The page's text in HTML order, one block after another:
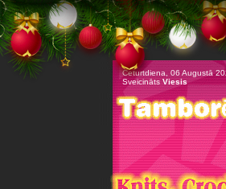
Ceturtdiena, 06 Augustā
SveicinātsViesis